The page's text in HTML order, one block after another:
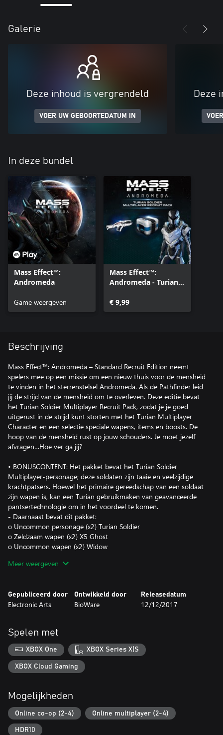
Galerie
Deze inhoud is vergrendeld
VOER UW GEBOORTEDATUM IN
Deze
In deze bundel
Mass Effect™:
Andromeda
Game weergeven
Mass Effect™:
Andromeda - Turian
Recruit Pack
€ 9,99
Beschrijving
Mass Effect™: Andromeda – Standard Recruit Edition neemt
spelers mee op een missie om een nieuw thuis voor de mensheid
te vinden in het sterrenstelsel Andromeda. Als de Pathfinder leid
jij de strijd van de mensheid om te overleven. Deze editie bevat
het Turian Soldier Multiplayer Recruit Pack, zodat je je goed
uitgerust in de strijd kunt storten met het Turian Multiplayer
Character en een selectie speciale wapens, items en boosts. De
hoop van de mensheid rust op jouw schouders. Je moet jezelf
afvragen…Hoe ver ga jij?
• BONUSCONTENT: Het pakket bevat het Turian Soldier
Multiplayer-personage; deze soldaten zijn taaie en veelzijdige
krachtpatsers. Hoewel het primaire gereedschap van een soldaat
zijn wapen is, kan een Turian gebruikmaken van geavanceerde
pantsertechnologie om in het voordeel te komen.
- Daarnaast bevat dit pakket:
o Uncommon personage (x2) Turian Soldier
o Zeldzaam wapen (x2) X5 Ghost
o Uncommon wapen (x2) Widow
o Zeldzame mod #2 Sniper Rifle Barrel
o Uitrusting Stronghold Package
o Jumbo Supply Pack 1 (5x): 1st Aid, Ammo & Revive Packs,
o Andromeda Points 600
© 2017 Electronic Arts
Meer weergeven
Gepubliceerd door
Electronic Arts
Ontwikkeld door
BioWare
Releasedatum
12/12/2017
Spelen met
XBOX One XBOX Series X|S
XBOX Cloud Gaming
Mogelijkheden
Online co-op (2-4) Online multiplayer (2-4)
HDR10